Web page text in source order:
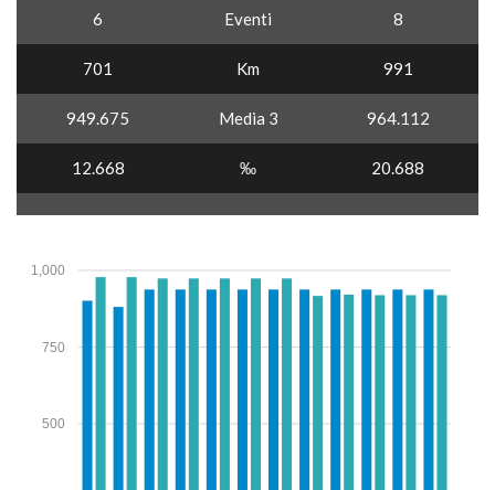
6 Eventi 8
701 Km 991
949.675 Media 3 964.112
12.668 ‰ 20.688
500
750
1,000